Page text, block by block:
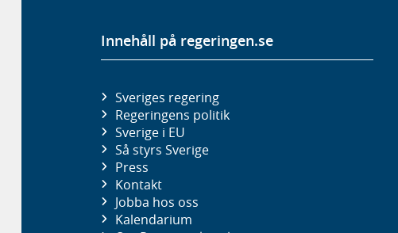
Innehåll på regeringen.se
Sveriges regering
Regeringens politik
Sverige i EU
Så styrs Sverige
Press
Kontakt
Jobba hos oss
Kalendarium